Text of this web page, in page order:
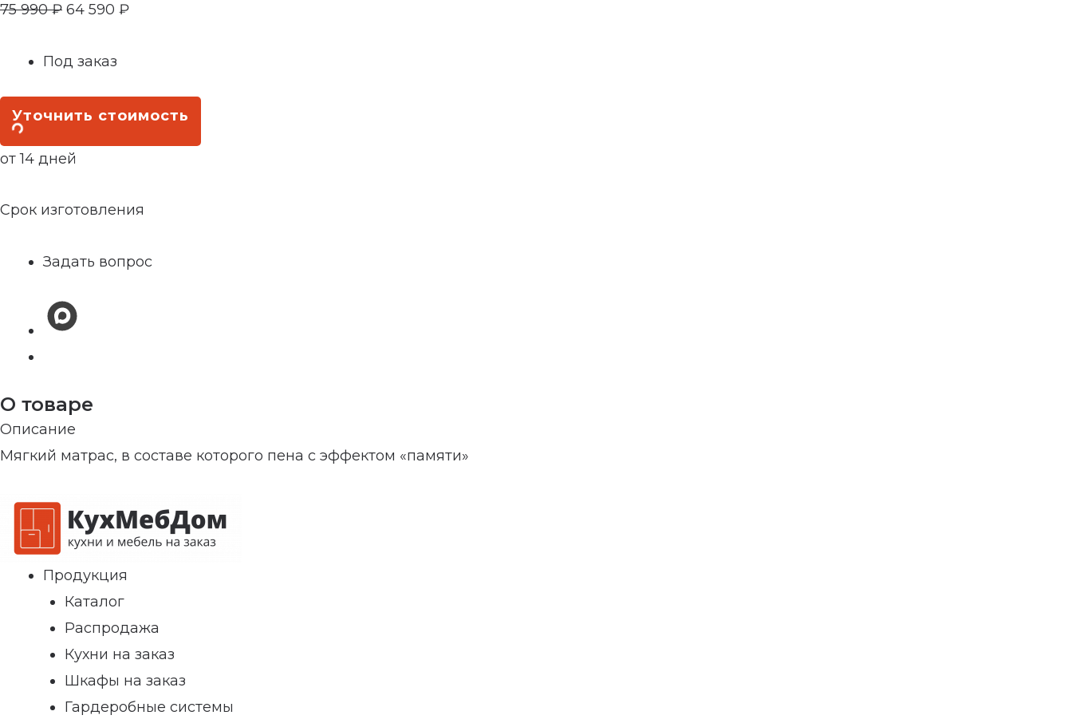
75 990₽ 64 590 ₽
Под заказ
Уточнить стоимость
от 14 дней
Срок изготовления
Задать вопрос
О товаре
Описание
Мягкий матрас, в составе которого пена с эффектом «памяти»
Продукция
Каталог
Распродажа
Кухни на заказ
Шкафы на заказ
Гардеробные системы